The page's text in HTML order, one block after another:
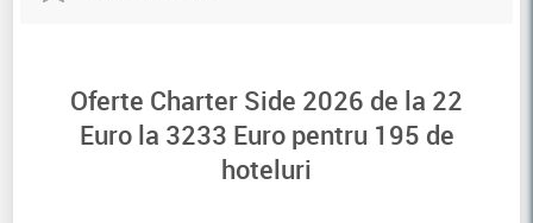
Oferte Charter Side 2026 de la 22
Euro la 3233 Euro pentru 195 de
hoteluri